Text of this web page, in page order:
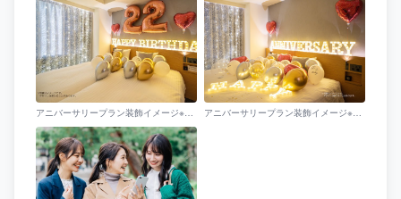
アニバーサリープラン装飾イメージ※デザインは変わることがあります。 アニバーサリープラン装飾イメージ※デザインは変わることがあります。